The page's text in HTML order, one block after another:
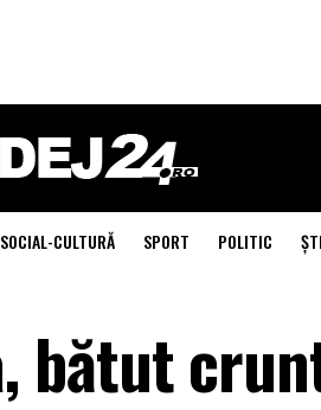
SOCIAL-CULTURĂ SPORT POLITIC
bătut